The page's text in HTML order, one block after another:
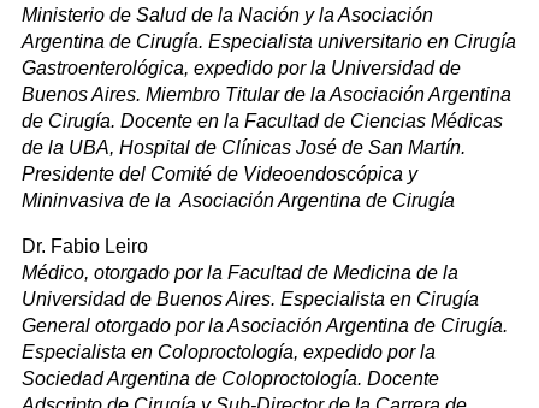
Ministerio de Salud de la Nación y la Asociación
Argentina de Cirugía. Especialista universitario en Cirugía
Gastroenterológica, expedido por la Universidad de
Buenos Aires. Miembro Titular de la Asociación Argentina
de Cirugía. Docente en la Facultad de Ciencias Médicas
de la UBA, Hospital de Clínicas José de San Martín.
Presidente del Comité de Videoendoscópica y
Mininvasiva de la Asociación Argentina de Cirugía
Dr. Fabio Leiro
Médico, otorgado por la Facultad de Medicina de la
Universidad de Buenos Aires. Especialista en Cirugía
General otorgado por la Asociación Argentina de Cirugía.
Especialista en Coloproctología, expedido por la
Sociedad Argentina de Coloproctología. Docente